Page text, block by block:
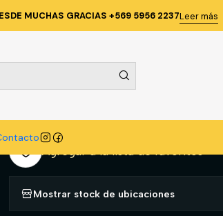
MUCHAS GRACIAS +569 5956 2237Leer más
LENTES ANTIPARRA NEW WIN CLARO AF
|
ANTIPARRA NEW
Cantidad
Agregar a la lista de favoritos
Mostrar stock de ubicaciones